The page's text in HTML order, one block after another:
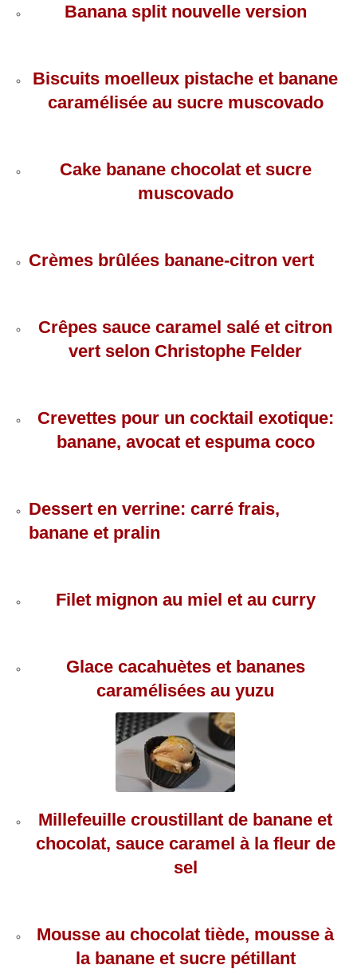
Banana split nouvelle version
Biscuits moelleux pistache et banane
caramélisée au sucre muscovado
Cake banane chocolat et sucre
muscovado
Crèmes brûlées banane-citron vert
Crêpes sauce caramel salé et citron
vert selon Christophe Felder
Crevettes pour un cocktail exotique:
banane, avocat et espuma coco
Dessert en verrine: carré frais,
banane et pralin
Filet mignon au miel et au curry
Glace cacahuètes et bananes
caramélisées au yuzu
Millefeuille croustillant de banane et
chocolat, sauce caramel à la fleur de
sel
Mousse au chocolat tiède, mousse à
la banane et sucre pétillant